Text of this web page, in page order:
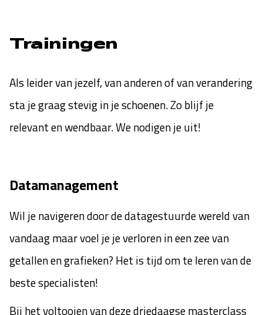
Trainingen
Als leider van jezelf, van anderen of van verandering
sta je graag stevig in je schoenen. Zo blijf je
relevant en wendbaar. We nodigen je uit!
Datamanagement
Wil je navigeren door de datagestuurde wereld van
vandaag maar voel je je verloren in een zee van
getallen en grafieken? Het is tijd om te leren van de
beste specialisten!
Bij het voltooien van deze driedaagse masterclass